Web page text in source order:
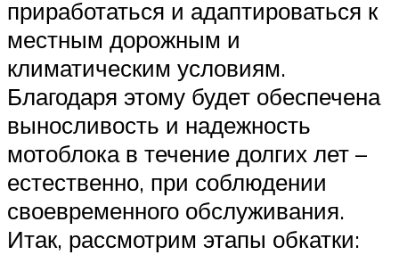
приработаться и адаптироваться к
местным дорожным и
климатическим условиям.
Благодаря этому будет обеспечена
выносливость и надежность
мотоблока в течение долгих лет –
естественно, при соблюдении
своевременного обслуживания.
Итак, рассмотрим этапы обкатки: